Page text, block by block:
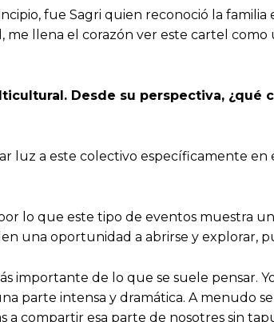
fue Sagri quien reconoció la familia
me llena el corazón ver este cartel
Desde su perspectiva, ¿qué
luz a este colectivo específicamente
lo que este tipo de eventos muestra
una oportunidad a abrirse y explorar,
importante de lo que se suele pensar.
parte intensa y dramática. A menudo
a compartir esa parte de nosotres sin